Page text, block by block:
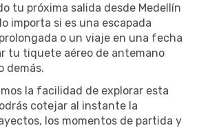
tu próxima salida desde Medellín
importa si es una escapada
o un viaje en una fecha
tu tiquete aéreo de antemano
demás.
la facilidad de explorar esta
cotejar al instante la
los momentos de partida y